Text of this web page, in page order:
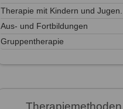
Therapie mit Kindern und Jugen...
Aus- und Fortbildungen
Gruppentherapie
Therapiemethoden